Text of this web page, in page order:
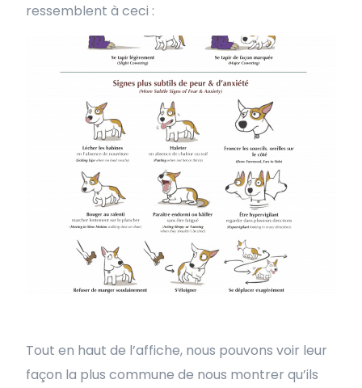
ressemblent à ceci :
Tout en haut de l’affiche, nous pouvons voir leur
façon la plus commune de nous montrer qu’ils